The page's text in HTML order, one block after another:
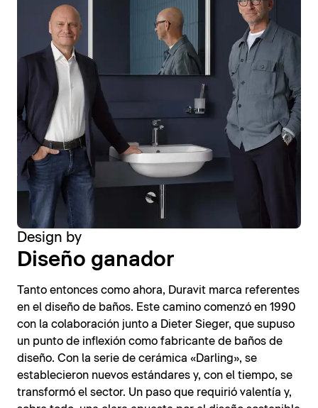
Design by
Diseño ganador
Tanto entonces como ahora, Duravit marca referentes
en el diseño de baños. Este camino comenzó en 1990
con la colaboración junto a Dieter Sieger, que supuso
un punto de inflexión como fabricante de baños de
diseño. Con la serie de cerámica «Darling», se
establecieron nuevos estándares y, con el tiempo, se
transformó el sector. Un paso que requirió valentía y,